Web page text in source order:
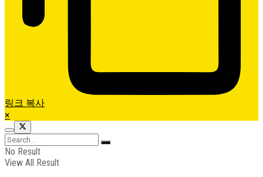
링크 복사
×
No Result
View All Result